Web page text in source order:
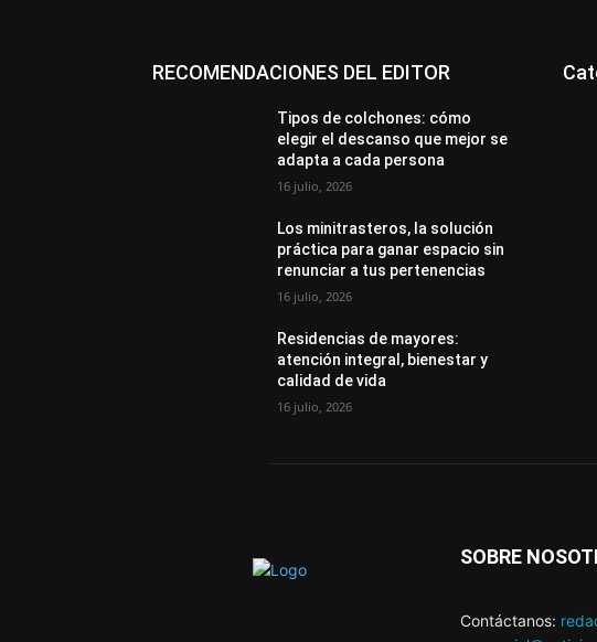
RECOMENDACIONES DEL EDITOR
Tipos de colchones: cómo
elegir el descanso que mejor se
adapta a cada persona
16 julio, 2026
Los minitrasteros, la solución
práctica para ganar espacio sin
renunciar a tus pertenencias
16 julio, 2026
Residencias de mayores:
atención integral, bienestar y
calidad de vida
16 julio, 2026
SOBRE
Contáctanos: